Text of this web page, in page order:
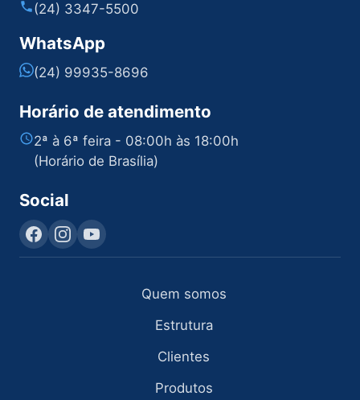
(24) 3347-5500
WhatsApp
(24) 99935-8696
Horário de atendimento
2ª à 6ª feira - 08:00h às 18:00h
(Horário de Brasília)
Social
Quem somos
Estrutura
Clientes
Produtos